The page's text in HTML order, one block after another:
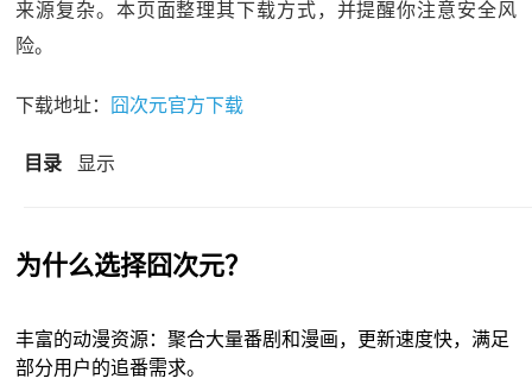
来源复杂。本页面整理其下载方式，并提醒你注意安全风
险。
下载地址： 囧次元官方下载
目录 显示
为什么选择囧次元？
丰富的动漫资源：聚合大量番剧和漫画，更新速度快，满足
部分用户的追番需求。